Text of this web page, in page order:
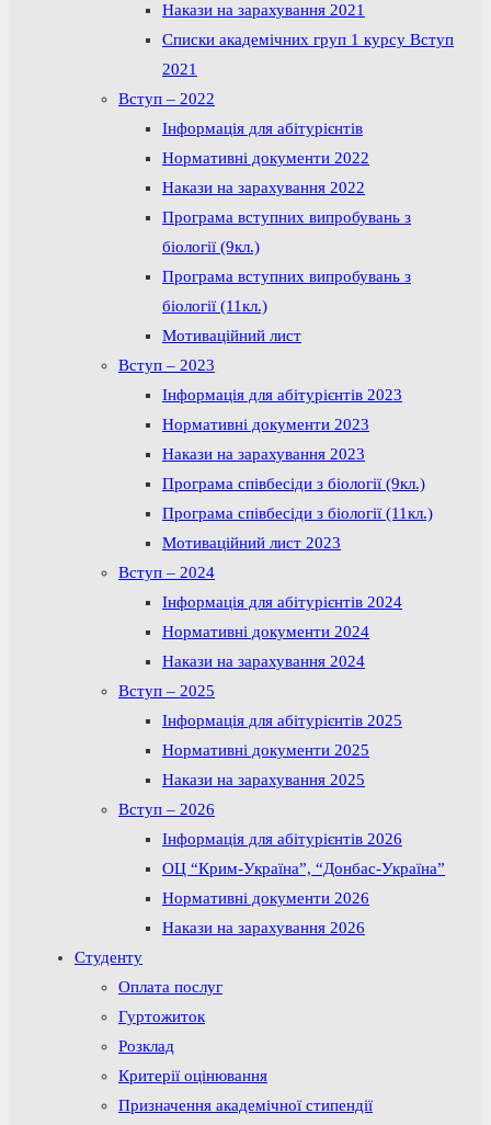
Накази на зарахування 2021
Списки академічних груп 1 курсу Вступ
2021
Вступ – 2022
Інформація для абітурієнтів
Нормативні документи 2022
Накази на зарахування 2022
Програма вступних випробувань з
біології (9кл.)
Програма вступних випробувань з
біології (11кл.)
Мотиваційний лист
Вступ – 2023
Інформація для абітурієнтів 2023
Нормативні документи 2023
Накази на зарахування 2023
Програма співбесіди з біології (9кл.)
Програма співбесіди з біології (11кл.)
Мотиваційний лист 2023
Вступ – 2024
Інформація для абітурієнтів 2024
Нормативні документи 2024
Накази на зарахування 2024
Вступ – 2025
Інформація для абітурієнтів 2025
Нормативні документи 2025
Накази на зарахування 2025
Вступ – 2026
Інформація для абітурієнтів 2026
ОЦ “Крим-Україна”, “Донбас-Україна”
Нормативні документи 2026
Накази на зарахування 2026
Студенту
Оплата послуг
Гуртожиток
Розклад
Критерії оцінювання
Призначення академічної стипендії